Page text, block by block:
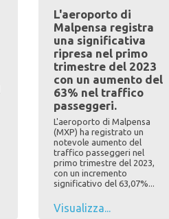
L'aeroporto di
Malpensa registra
una significativa
ripresa nel primo
trimestre del 2023
con un aumento del
63% nel traffico
passeggeri.
L'aeroporto di Malpensa
(MXP) ha registrato un
notevole aumento del
traffico passeggeri nel
primo trimestre del 2023,
con un incremento
significativo del 63,07%...
Visualizza...